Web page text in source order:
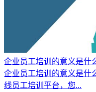
企业员工培训的意义是什
企业员工培训的意义是什
线员工培训平台，您...